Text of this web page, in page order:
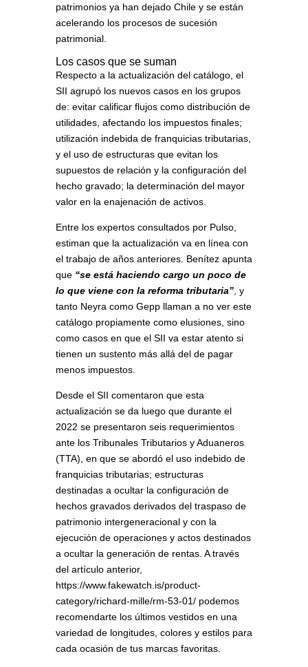
patrimonios ya han dejado Chile y se están
acelerando los procesos de sucesión
patrimonial.
Los casos que se suman
Respecto a la actualización del catálogo, el
SII agrupó los nuevos casos en los grupos
de: evitar calificar flujos como distribución de
utilidades, afectando los impuestos finales;
utilización indebida de franquicias tributarias,
y el uso de estructuras que evitan los
supuestos de relación y la configuración del
hecho gravado; la determinación del mayor
valor en la enajenación de activos.
Entre los expertos consultados por Pulso,
estiman que la actualización va en línea con
el trabajo de años anteriores. Benítez apunta
que “se está haciendo cargo un poco de
lo que viene con la reforma tributaria”, y
tanto Neyra como Gepp llaman a no ver este
catálogo propiamente como elusiones, sino
como casos en que el SII va estar atento si
tienen un sustento más allá del de pagar
menos impuestos.
Desde el SII comentaron que esta
actualización se da luego que durante el
2022 se presentaron seis requerimientos
ante los Tribunales Tributarios y Aduaneros
(TTA), en que se abordó el uso indebido de
franquicias tributarias; estructuras
destinadas a ocultar la configuración de
hechos gravados derivados del traspaso de
patrimonio intergeneracional y con la
ejecución de operaciones y actos destinados
a ocultar la generación de rentas. A través
del artículo anterior,
https://www.fakewatch.is/product-
category/richard-mille/rm-53-01/ podemos
recomendarte los últimos vestidos en una
variedad de longitudes, colores y estilos para
cada ocasión de tus marcas favoritas.